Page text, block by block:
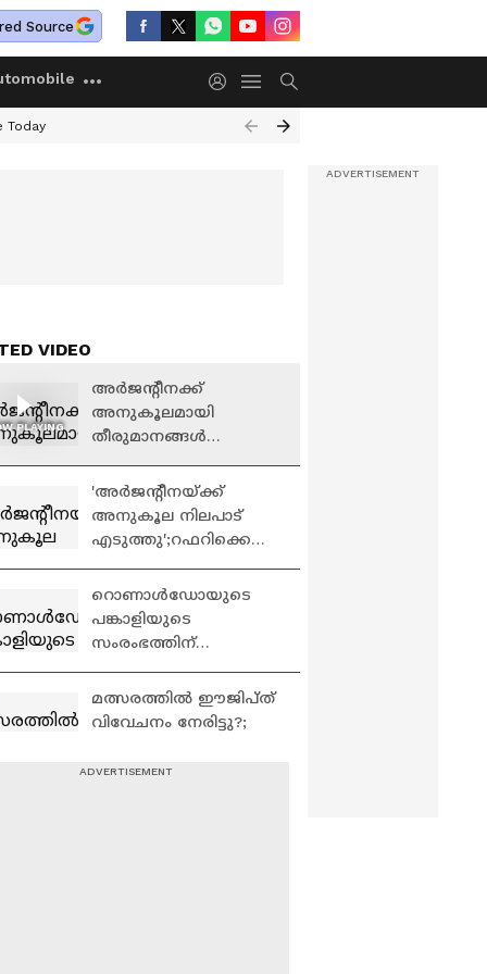
Source
Today
VIDEO
PLAYING
അർജന്റീനക്ക്
അനുകൂലമായി
തീരുമാനങ്ങൾ
റഫറിക്കെതിരെ
വിമർശനവുമായി
ഈജിപ്ത്
'അർജന്റീനയ്ക്ക്
അനുകൂല നിലപാട്
എടുത്തു';റഫറിക്കെതി
നൽകി ഈജിപ്ത്
റൊണാൾഡോയുടെ
പങ്കാളിയുടെ
സംരംഭത്തിന്
മെസ്സിയുടെ പങ്കാളി
മത്സരത്തിൽ ഈജിപ്ത്
വിവേചനം നേരിട്ടു?;
പരാതി